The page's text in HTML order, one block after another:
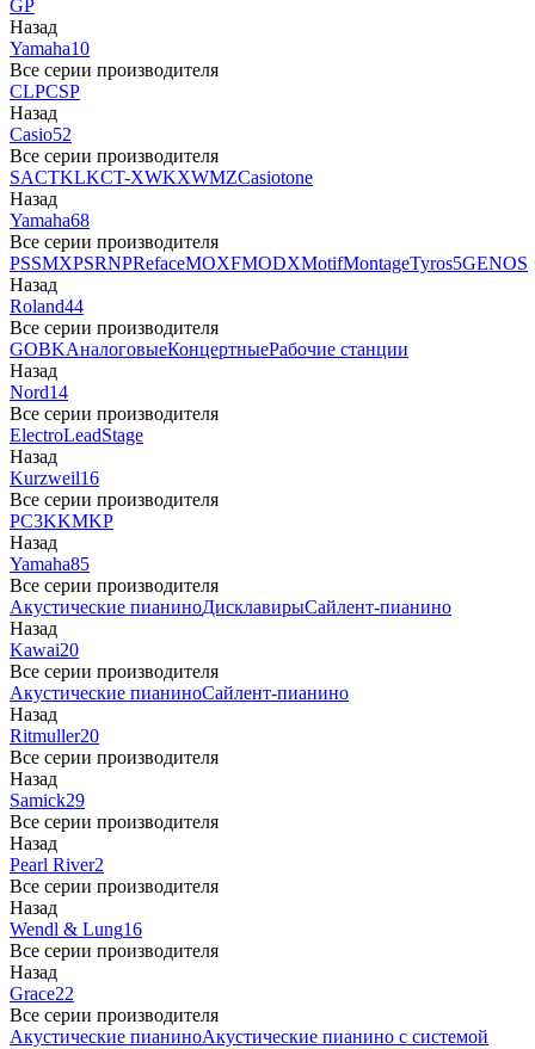
GP
Назад
Yamaha10
Все серии производителя
CLPCSP
Назад
Casio52
Все серии производителя
SACTKLKCT-XWKXWMZCasiotone
Назад
Yamaha68
Все серии производителя
PSSMXPSRNPRefaceMOXFMODXMotifMontageTyros5GENOS
Назад
Roland44
Все серии производителя
GOBKАналоговыеКонцертныеРабочие станции
Назад
Nord14
Все серии производителя
ElectroLeadStage
Назад
Kurzweil16
Все серии производителя
PC3KKMKP
Назад
Yamaha85
Все серии производителя
Акустические пианиноДисклавирыСайлент-пианино
Назад
Kawai20
Все серии производителя
Акустические пианиноСайлент-пианино
Назад
Ritmuller20
Все серии производителя
Назад
Samick29
Все серии производителя
Назад
Pearl River2
Все серии производителя
Назад
Wendl & Lung16
Все серии производителя
Назад
Grace22
Все серии производителя
Акустические пианиноАкустические пианино с системой